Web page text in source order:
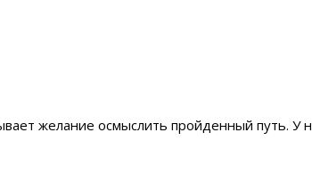
желание осмыслить пройденный путь. У